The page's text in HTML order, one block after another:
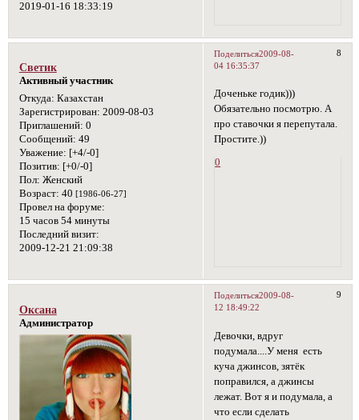
2019-01-16 18:33:19
Поделиться 8
2009-08-
04 16:35:37
Светик
Активный участник
Откуда: Казахстан
Зарегистрирован: 2009-08-03
Приглашений: 0
Сообщений: 49
Уважение: [+4/-0]
Позитив: [+0/-0]
Пол: Женский
Возраст: 40 [1986-06-27]
Провел на форуме:
15 часов 54 минуты
Последний визит:
2009-12-21 21:09:38
Доченьке годик)))
Обязательно посмотрю. А
про ставочки я перепутала.
Простите.))
0
Поделиться 9
2009-08-
12 18:49:22
Оксана
Администратор
Девочки, вдруг
подумала....У меня есть
куча джинсов, зятёк
поправился, а джинсы
лежат. Вот я и подумала, а
что если сделать